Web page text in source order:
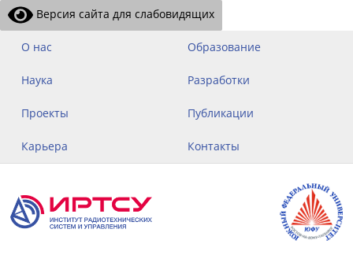
Версия сайта для слабовидящих
О нас Образование
Наука Разработки
Проекты Публикации
Карьера Контакты